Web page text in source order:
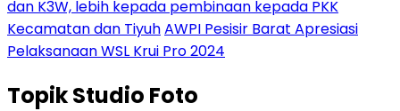
dan K3W, lebih kepada pembinaan kepada PKK
Kecamatan dan TiyuhAWPI Pesisir Barat Apresiasi
Pelaksanaan WSL Krui Pro 2024
TopikStudio Foto